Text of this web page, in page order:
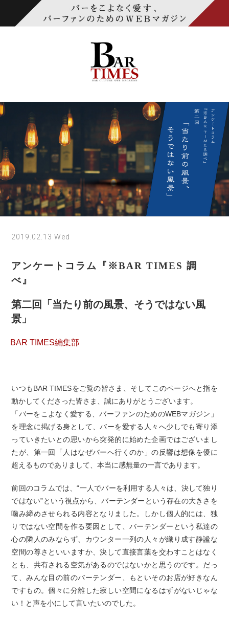
2019.02.13 Wed
アンケートコラム『※BAR TIMES 調
べ』
第二回「当たり前の風景、そうではない風
景」
BAR TIMES編集部
いつもBAR TIMESをご覧の皆さま、そしてこのページへと指を
動かしてくださった皆さま、誠にありがとうございます。
「バーをこよなく愛する、バーファンのためのWEBマガジン」
を理念に掲げる身として、バーを愛する人々へ少しでも寄り添
っていきたいとの思いから突発的に始めた企画ではございまし
たが、第一回「人はなぜバーへ行くのか」の反響は想像を優に
超えるものでありまして、本当に感無量の一言であります。
前回のコラムでは、“一人でバーを利用する人々は、決して独り
ではない”という視点から、バーテンダーという存在の大きさを
噛み締めさせられる内容となりました。しかし個人的には、独
りではない空間を作る要因として、バーテンダーという私達の
心の隣人のみならず、カウンター一列の人々が織り成す静謐な
空間の尊さといいますか、決して直接言葉を交わすことはなく
とも、共有される空気があるのではないかと思うのです。だっ
て、みんな目の前のバーテンダー、もといそのお店が好きなん
ですもの。個々に分離した寂しい空間になるはずがないじゃな
い！と声を小にして言いたいのでした。